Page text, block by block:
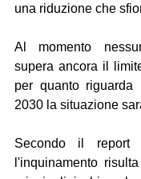
una riduzione che
Al momento
supera ancora il
per quanto riguarda
2030 la situazione
Secondo il report
l'inquinamento